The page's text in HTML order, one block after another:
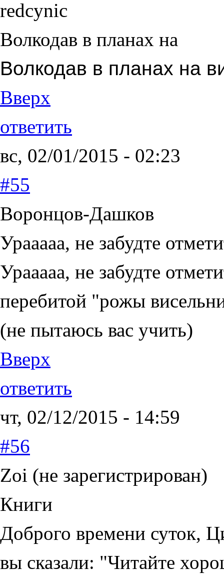
redcynic
Волкодав в планах на
Волкодав в планах на
Вверх
ответить
вс, 02/01/2015 - 02:23
#55
Воронцов-Дашков
Урааааа, не забудте
Урааааа, не забудте
перебитой "рожы
(не пытаюсь вас учить)
Вверх
ответить
чт, 02/12/2015 - 14:59
#56
Zoi (не зарегистрирован)
Книги
Доброго времени суток,
вы сказали: "Читайте